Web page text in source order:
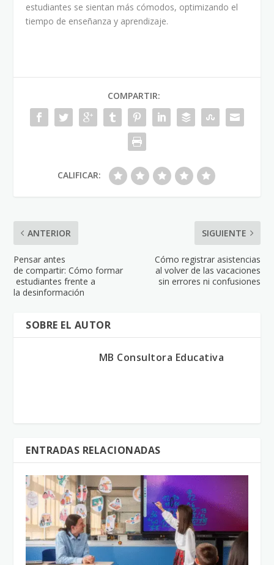
estudiantes se sientan más cómodos, optimizando el
tiempo de enseñanza y aprendizaje.
COMPARTIR:
CALIFICAR:
ANTERIOR
Pensar antes
de compartir: Cómo formar
estudiantes frente a
la desinformación
SIGUIENTE
Cómo registrar asistencias
al volver de las vacaciones
sin errores ni confusiones
SOBRE EL AUTOR
MB Consultora Educativa
ENTRADAS RELACIONADAS